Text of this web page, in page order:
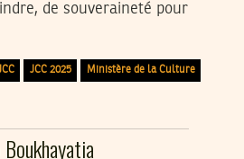
de souveraineté pour
JCC 2025 Ministère de la Culture
Boukhayatia